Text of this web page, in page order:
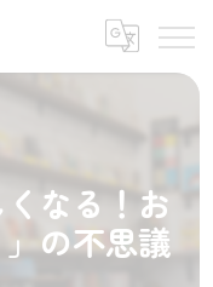
なる！お
の不思議